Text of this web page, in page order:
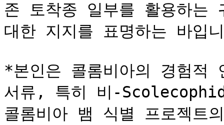
존 토착종 일부를 활용하는
대한 지지를 표명하는 바입
*본인은 콜롬비아의 경험적
서류, 특히 비-
콜롬비아 뱀 식별 프로젝트